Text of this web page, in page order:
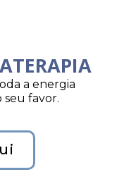
a energia
seu favor.